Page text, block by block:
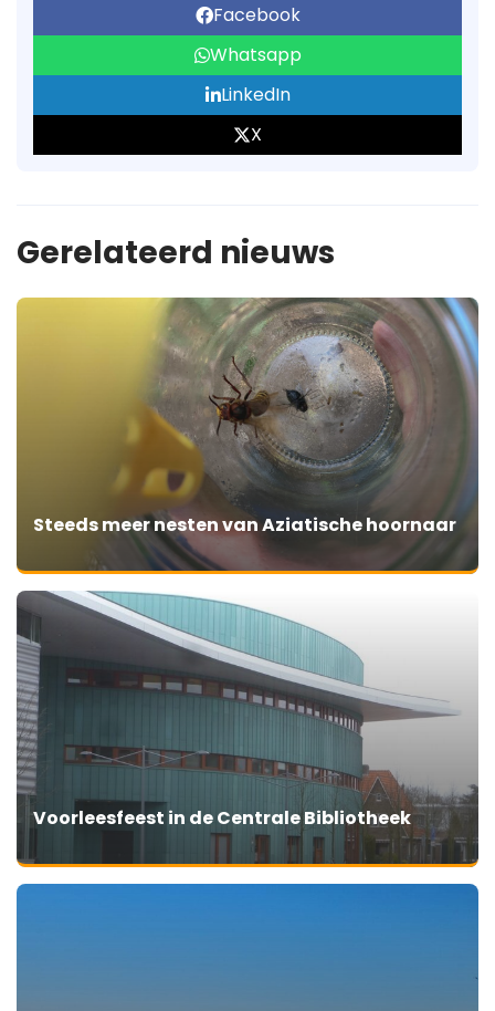
Facebook
Whatsapp
LinkedIn
X
Gerelateerd nieuws
Steeds meer nesten van Aziatische hoornaar
Voorleesfeest in de Centrale Bibliotheek